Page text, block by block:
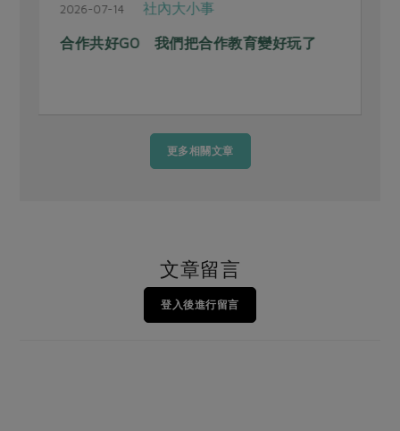
2026-07-14 社內大小事
合作共好GO 我們把合作教育變好玩了
更多相關文章
文章留言
登入後進行留言